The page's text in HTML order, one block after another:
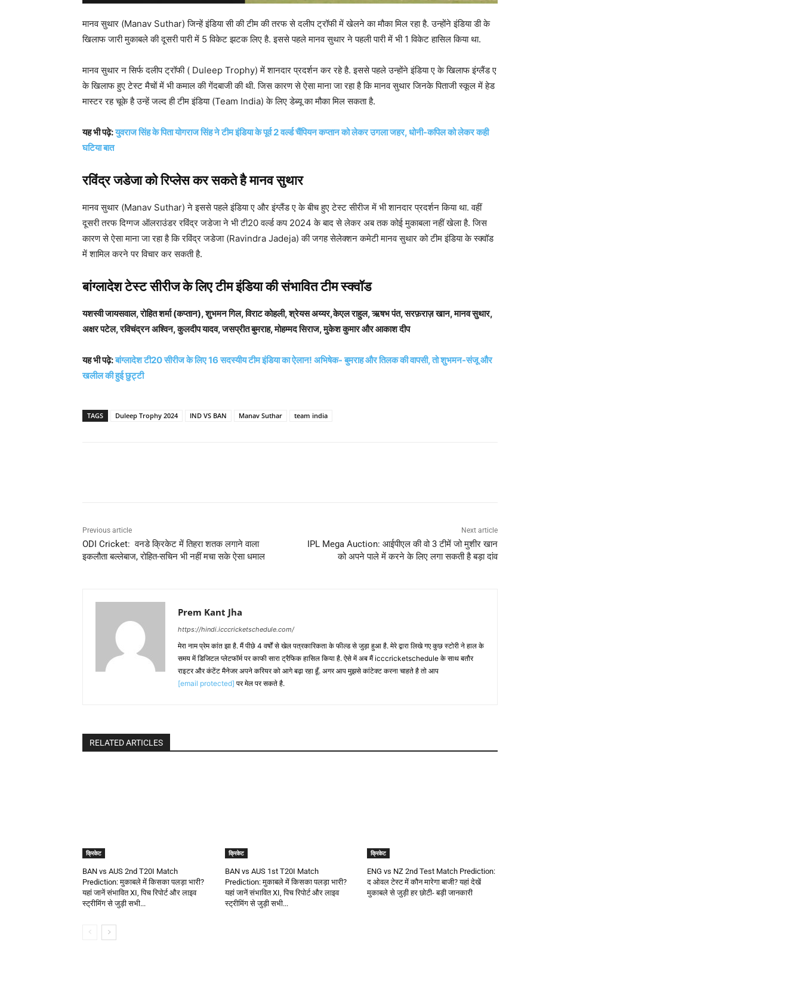
मानव सुथार (Manav Suthar) जिन्हें इंडिया सी की टीम की तरफ से दलीप ट्रॉफी में खेलने का मौका मिल रहा है. उन्होंने इंडिया डी के
खिलाफ जारी मुकाबले की दूसरी पारी में 5 विकेट झटक लिए है. इससे पहले मानव सुथार ने पहली पारी में भी 1 विकेट हासिल किया था.
मानव सुथार न सिर्फ दलीप ट्रॉफी ( Duleep Trophy) में शानदार प्रदर्शन कर रहे है. इससे पहले उन्होंने इंडिया ए के खिलाफ इंग्लैंड ए
के खिलाफ हुए टेस्ट मैचों में भी कमाल की गेंदबाजी की थी. जिस कारण से ऐसा माना जा रहा है कि मानव सुथार जिनके पिताजी स्कूल में हेड
मास्टर रह चूके है उन्हें जल्द ही टीम इंडिया (Team India) के लिए डेब्यू का मौका मिल सकता है.
यह भी पढ़े:युवराज सिंह के पिता योगराज सिंह ने टीम इंडिया के पूर्व 2 वर्ल्ड चैंपियन कप्तान को लेकर उगला जहर, धोनी-कपिल को लेकर कही
घटिया बात
रविंद्र जडेजा को रिप्लेस कर सकते है मानव सुथार
मानव सुथार (Manav Suthar) ने इससे पहले इंडिया ए और इंग्लैंड ए के बीच हुए टेस्ट सीरीज में भी शानदार प्रदर्शन किया था. वहीं
दूसरी तरफ दिग्गज ऑलराउंडर रविंद्र जडेजा ने भी टी20 वर्ल्ड कप 2024 के बाद से लेकर अब तक कोई मुकाबला नहीं खेला है. जिस
कारण से ऐसा माना जा रहा है कि रविंद्र जडेजा (Ravindra Jadeja) की जगह सेलेक्शन कमेटी मानव सुथार को टीम इंडिया के स्क्वॉड
में शामिल करने पर विचार कर सकती है.
बांग्लादेश टेस्ट सीरीज के लिए टीम इंडिया की संभावित टीम स्क्वॉड
यशस्वी जायसवाल, रोहित शर्मा (कप्तान), शुभमन गिल, विराट कोहली, श्रेयस अय्यर,केएल राहुल, ऋषभ पंत, सरफ़राज़ खान, मानव सुथार,
अक्षर पटेल, रविचंद्रन अश्विन, कुलदीप यादव, जसप्रीत बुमराह, मोहम्मद सिराज, मुकेश कुमार और आकाश दीप
यह भी पढ़े:बांग्लादेश टी20 सीरीज के लिए 16 सदस्यीय टीम इंडिया का ऐलान! अभिषेक- बुमराह और तिलक की वापसी, तो शुभमन-संजू और
खलील की हुई छुट्टी
TAGS Duleep Trophy 2024 IND VS BAN Manav Suthar team india
Previous article
ODI Cricket: वनडे क्रिकेट में तिहरा शतक लगाने वाला
इकलौता बल्लेबाज, रोहित-सचिन भी नहीं मचा सके ऐसा धमाल
Next article
IPL Mega Auction: आईपीएल की वो 3 टीमें जो मुशीर खान
को अपने पाले में करने के लिए लगा सकती है बड़ा दांव
Prem Kant Jha
https://hindi.icccricketschedule.com/
मेरा नाम प्रेम कांत झा है. मैं पीछे 4 वर्षों से खेल पत्रकारिकता के फील्ड से जुड़ा हुआ है. मेरे द्वारा लिखे गए कुछ स्टोरी ने हाल के
समय में डिजिटल प्लेटफॉर्म पर काफी सारा ट्रैफिक हासिल किया है. ऐसे में अब मैं icccricketschedule के साथ बतौर
राइटर और कंटेंट मैनेजर अपने करियर को आगे बढ़ा रहा हूँ. अगर आप मुझसे कांटेक्ट करना चाहते है तो आप
[email protected] पर मेल पर सकते है.
RELATED ARTICLES
क्रिकेट
BAN vs AUS 2nd T20I Match
Prediction: मुकाबले में किसका पलड़ा भारी?
यहां जानें संभावित XI, पिच रिपोर्ट और लाइव
स्ट्रीमिंग से जुड़ी सभी...
क्रिकेट
BAN vs AUS 1st T20I Match
Prediction: मुकाबले में किसका पलड़ा भारी?
यहां जानें संभावित XI, पिच रिपोर्ट और लाइव
स्ट्रीमिंग से जुड़ी सभी...
क्रिकेट
ENG vs NZ 2nd Test Match Prediction:
द ओवल टेस्ट में कौन मारेगा बाजी? यहां देखें
मुकाबले से जुड़ी हर छोटी- बड़ी जानकारी